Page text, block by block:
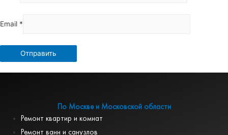
Email *
По Москве и Московской области
Ремонт квартир и комнат
Ремонт ванн и санузлов